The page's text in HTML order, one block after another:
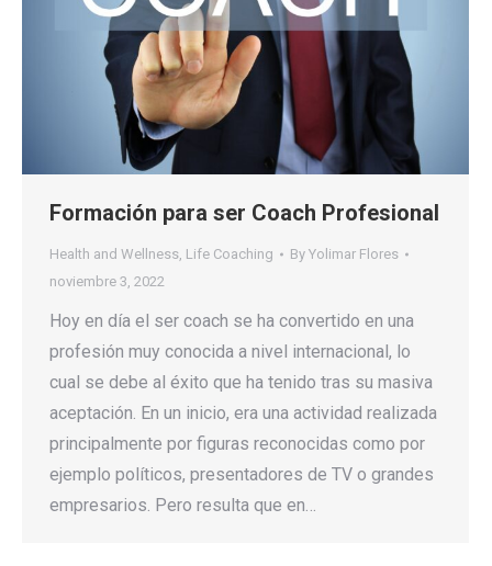
Formación para ser Coach Profesional
Health and Wellness, Life Coaching By Yolimar Flores
noviembre 3, 2022
Hoy en día el ser coach se ha convertido en una
profesión muy conocida a nivel internacional, lo
cual se debe al éxito que ha tenido tras su masiva
aceptación. En un inicio, era una actividad realizada
principalmente por figuras reconocidas como por
ejemplo políticos, presentadores de TV o grandes
empresarios. Pero resulta que en…